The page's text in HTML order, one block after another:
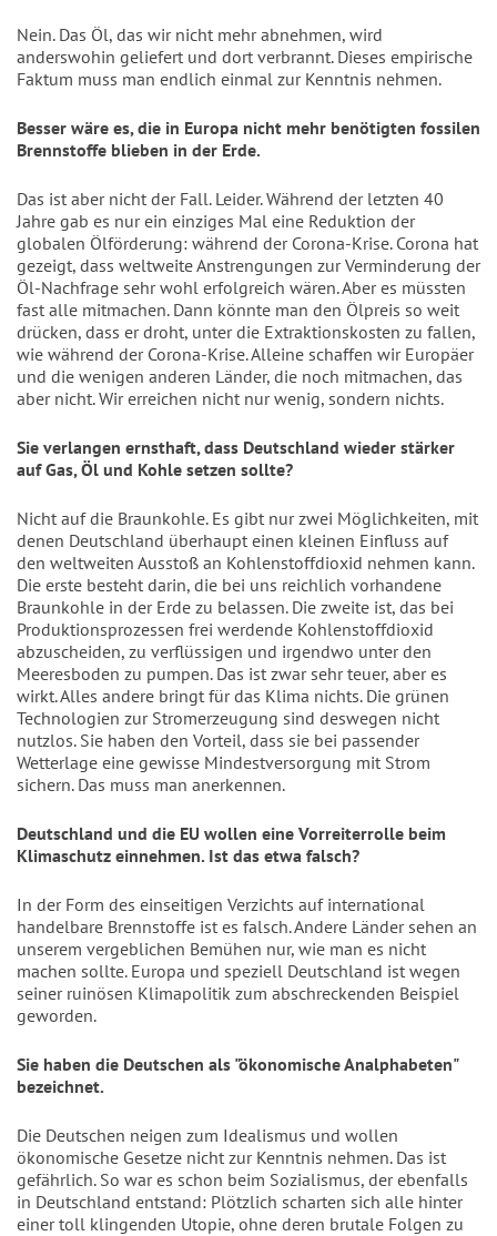
Nein. Das Öl, das wir nicht mehr abnehmen, wird
anderswohin geliefert und dort verbrannt. Dieses empirische
Faktum muss man endlich einmal zur Kenntnis nehmen.
Besser wäre es, die in Europa nicht mehr benötigten fossilen
Brennstoffe blieben in der Erde.
Das ist aber nicht der Fall. Leider. Während der letzten 40
Jahre gab es nur ein einziges Mal eine Reduktion der
globalen Ölförderung: während der Corona-Krise. Corona hat
gezeigt, dass weltweite Anstrengungen zur Verminderung der
Öl-Nachfrage sehr wohl erfolgreich wären. Aber es müssten
fast alle mitmachen. Dann könnte man den Ölpreis so weit
drücken, dass er droht, unter die Extraktionskosten zu fallen,
wie während der Corona-Krise. Alleine schaffen wir Europäer
und die wenigen anderen Länder, die noch mitmachen, das
aber nicht. Wir erreichen nicht nur wenig, sondern nichts.
Sie verlangen ernsthaft, dass Deutschland wieder stärker
auf Gas, Öl und Kohle setzen sollte?
Nicht auf die Braunkohle. Es gibt nur zwei Möglichkeiten, mit
denen Deutschland überhaupt einen kleinen Einfluss auf
den weltweiten Ausstoß an Kohlenstoffdioxid nehmen kann.
Die erste besteht darin, die bei uns reichlich vorhandene
Braunkohle in der Erde zu belassen. Die zweite ist, das bei
Produktionsprozessen frei werdende Kohlenstoffdioxid
abzuscheiden, zu verflüssigen und irgendwo unter den
Meeresboden zu pumpen. Das ist zwar sehr teuer, aber es
wirkt. Alles andere bringt für das Klima nichts. Die grünen
Technologien zur Stromerzeugung sind deswegen nicht
nutzlos. Sie haben den Vorteil, dass sie bei passender
Wetterlage eine gewisse Mindestversorgung mit Strom
sichern. Das muss man anerkennen.
Deutschland und die EU wollen eine Vorreiterrolle beim
Klimaschutz einnehmen. Ist das etwa falsch?
In der Form des einseitigen Verzichts auf international
handelbare Brennstoffe ist es falsch. Andere Länder sehen an
unserem vergeblichen Bemühen nur, wie man es nicht
machen sollte. Europa und speziell Deutschland ist wegen
seiner ruinösen Klimapolitik zum abschreckenden Beispiel
geworden.
Sie haben die Deutschen als "ökonomische Analphabeten"
bezeichnet.
Die Deutschen neigen zum Idealismus und wollen
ökonomische Gesetze nicht zur Kenntnis nehmen. Das ist
gefährlich. So war es schon beim Sozialismus, der ebenfalls
in Deutschland entstand: Plötzlich scharten sich alle hinter
einer toll klingenden Utopie, ohne deren brutale Folgen zu